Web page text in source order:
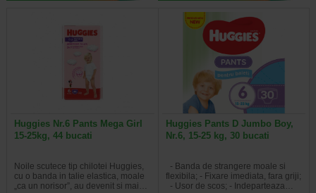
Huggies Nr.6 Pants Mega Girl
15-25kg, 44 bucati
Noile scutece tip chilotei Huggies,
cu o banda in talie elastica, moale
„ca un norisor”, au devenit si mai…
Huggies Pants D Jumbo Boy,
Nr.6, 15-25 kg, 30 bucati
- Banda de strangere moale si
flexibila; - Fixare imediata, fara griji;
- Usor de scos; - Indeparteaza…